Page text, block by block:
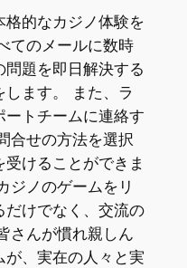
格的なカジノ体験を
てのメールに数時
題を即日解決する
ます。 また、ラ
ートチームに連絡す
合せの方法を選択
けることができま
ジノのゲームをリ
だけでなく、交流の
さんが慣れ親しん
が、実在の人々と実